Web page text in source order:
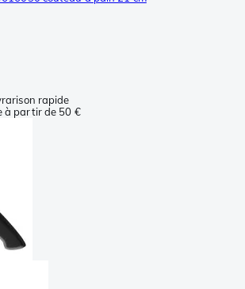
rapide
à partir de 50 €